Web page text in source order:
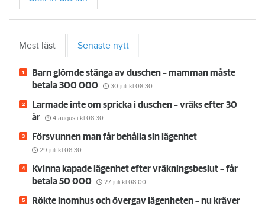
Mest läst Senaste nytt
Barn glömde stänga av duschen – mamman måste
betala 300 000
30 juli kl 08:30
Larmade inte om spricka i duschen – vräks efter 30
år
4 augusti kl 08:30
Försvunnen man får behålla sin lägenhet
29 juli kl 08:30
Kvinna kapade lägenhet efter vräkningsbeslut – får
betala 50 000
27 juli kl 08:00
Rökte inomhus och övergav lägenheten – nu kräver